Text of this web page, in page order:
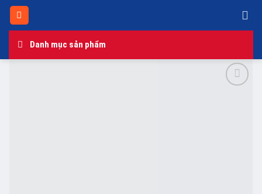
Skip
Danh mục sản phẩm